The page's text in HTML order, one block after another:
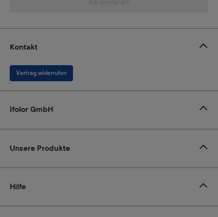
Kontakt
Vertrag widerrufen
Ifolor GmbH
Unsere Produkte
Hilfe